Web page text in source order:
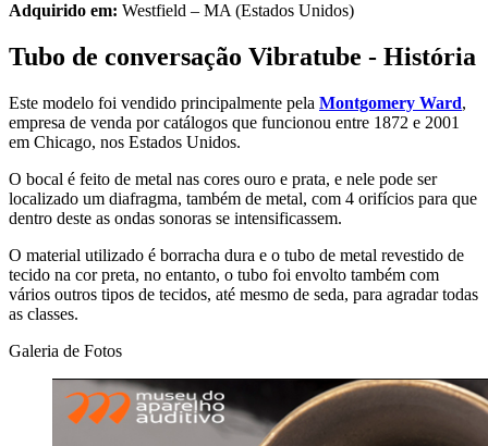
Adquirido em: Westfield – MA (Estados Unidos)
Tubo de conversação Vibratube - História
Este modelo foi vendido principalmente pela Montgomery Ward,
empresa de venda por catálogos que funcionou entre 1872 e 2001
em Chicago, nos Estados Unidos.
O bocal é feito de metal nas cores ouro e prata, e nele pode ser
localizado um diafragma, também de metal, com 4 orifícios para que
dentro deste as ondas sonoras se intensificassem.
O material utilizado é borracha dura e o tubo de metal revestido de
tecido na cor preta, no entanto, o tubo foi envolto também com
vários outros tipos de tecidos, até mesmo de seda, para agradar todas
as classes.
Galeria de Fotos